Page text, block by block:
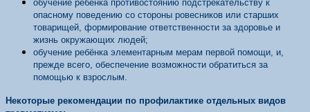
обучение ребёнка противостоянию подстрекательству к
опасному поведению со стороны ровесников или старших
товарищей, формирование ответственности за здоровье и
жизнь окружающих людей;
обучение ребёнка элементарным мерам первой помощи, и,
прежде всего, обеспечение возможности обратиться за
помощью к взрослым.
Некоторые рекомендации по профилактике отдельных видов